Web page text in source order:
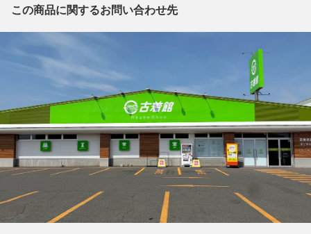
出品店舗にお電話にてお問い合わせください。
品商品」と「店舗内商品コード」をお知らせ下さい。
電話番号：0155-67-8571
【店舗内商品コード】1002100940797
【メーカー】ISSEY MIYAKE/イッセイミヤケ
【型番】IM11FJ412
【対象】ミセス
【カラー】ショッキングピンク
【着丈】約60cm
【付属品】なし
【ランク】Bランク
通常使用による傷や汚れが見受けられる中古品
この商品に関するお問い合わせ先